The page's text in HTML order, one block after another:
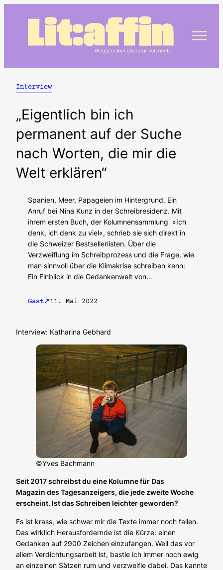
Interview
„Eigentlich bin ich
permanent auf der Suche
nach Worten, die mir die
Welt erklären“
Spanien, Meer, Papageien im Hintergrund. Ein
Anruf bei Nina Kunz in der Schreibresidenz. Mit
ihrem ersten Buch, der Kolumnensammlung »Ich
denk, ich denk zu viel«, schrieb sie sich direkt in
die Schweizer Bestsellerlisten. Über die
Verzweiflung im Schreibprozess und die Frage, wie
man sinnvoll über die Klimakrise schreiben kann:
Ein Einblick in die Gedankenwelt von…
Gast 11. Mai 2022
Interview: Katharina Gebhard
©Yves Bachmann
Seit 2017 schreibst du eine Kolumne für Das
Magazin des Tagesanzeigers, die jede zweite Woche
erscheint. Ist das Schreiben leichter geworden?
Es ist krass, wie schwer mir die Texte immer noch fallen.
Das wirklich Herausfordernde ist die Kürze: einen
Gedanken auf 2900 Zeichen einzufangen. Weil das vor
allem Verdichtungsarbeit ist, bastle ich immer noch ewig
an einzelnen Sätzen rum und verzweifle dabei. Das kannte